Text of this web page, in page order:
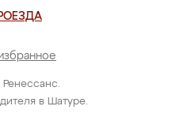
в Шатуре.